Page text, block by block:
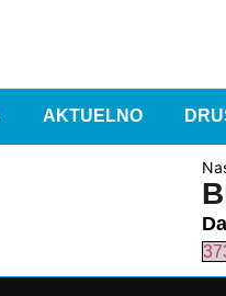
AKTUELNO